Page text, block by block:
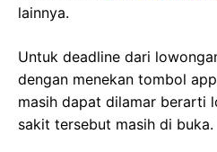
lainnya.
Untuk deadline dari
dengan menekan tombol
masih dapat dilamar berarti
sakit tersebut masih di buka.